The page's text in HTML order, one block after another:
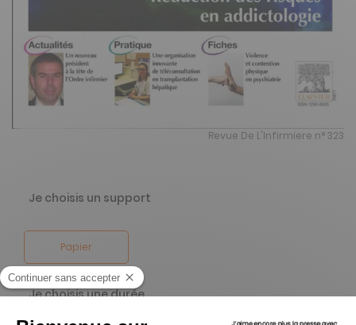
Revue De L'Infirmiere n° 323
Je choisis un support
Papier
Je choisis une durée